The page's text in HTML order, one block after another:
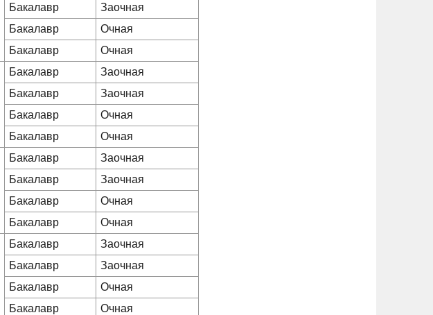
Бакалавр
Заочная
Бакалавр
Очная
Бакалавр
Очная
Бакалавр
Заочная
Бакалавр
Заочная
Бакалавр
Очная
Бакалавр
Очная
Бакалавр
Заочная
Бакалавр
Заочная
Бакалавр
Очная
Бакалавр
Очная
Бакалавр
Заочная
Бакалавр
Заочная
Бакалавр
Очная
Бакалавр
Очная